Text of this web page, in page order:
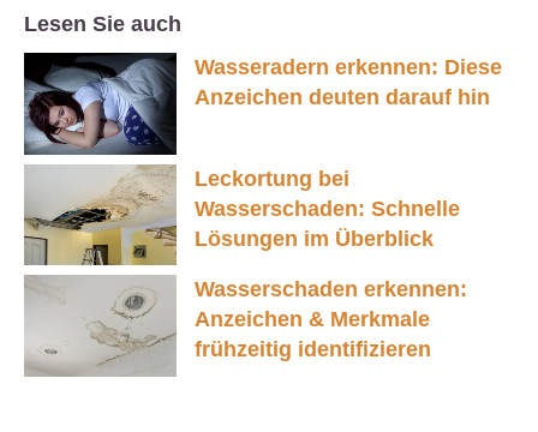
Lesen Sie auch
Wasseradern erkennen: Diese
Anzeichen deuten darauf hin
Leckortung bei
Wasserschaden: Schnelle
Lösungen im Überblick
Wasserschaden erkennen:
Anzeichen & Merkmale
frühzeitig identifizieren